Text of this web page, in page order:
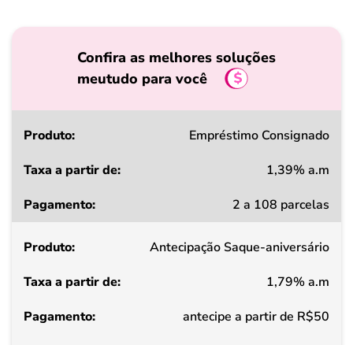
Confira as melhores soluções
meutudo para você
Produto
a
de
Pagamento
Empréstimo Consignado
1,39% a.m
2 a 108 parcelas
Antecipação Saque-aniversário
1,79% a.m
antecipe a partir de R$50